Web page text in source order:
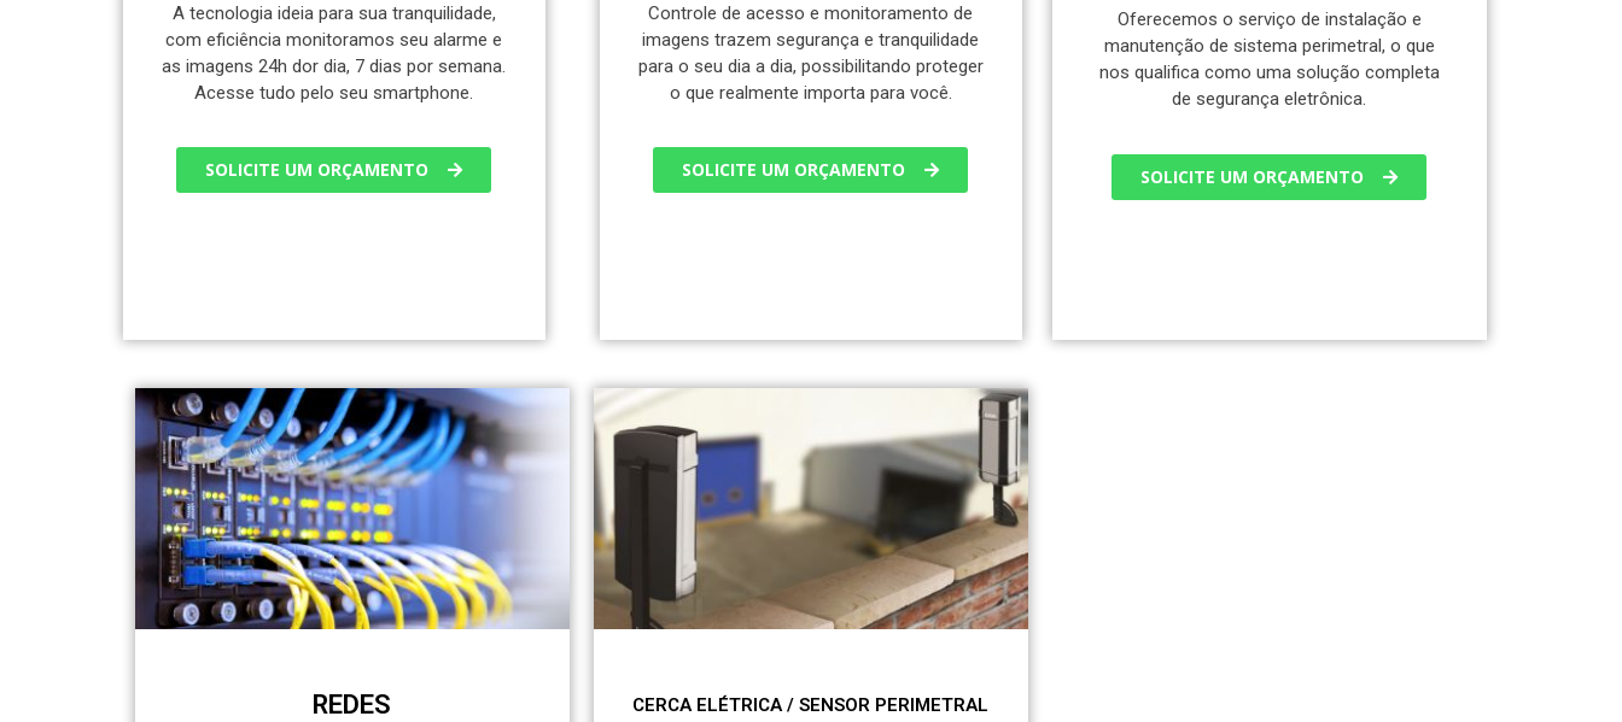
A tecnologia ideia para sua tranquilidade,
com eficiência monitoramos seu alarme e
as imagens 24h dor dia, 7 dias por semana.
Acesse tudo pelo seu smartphone.
SOLICITE UM ORÇAMENTO
Controle de acesso e monitoramento de
imagens trazem segurança e tranquilidade
para o seu dia a dia, possibilitando proteger
o que realmente importa para você.
SOLICITE UM ORÇAMENTO
Oferecemos o serviço de instalação e
manutenção de sistema perimetral, o que
nos qualifica como uma solução completa
de segurança eletrônica.
SOLICITE UM ORÇAMENTO
REDES CERCA ELÉTRICA / SENSOR PERIMETRAL